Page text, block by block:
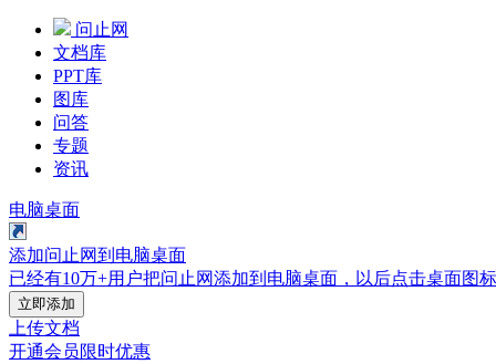
问止网
文档库
PPT库
图库
问答
专题
资讯
电脑桌面
添加问止网到电脑桌面
已经有10万+用户把问止网添加到电脑桌面，以后点击桌面图
立即添加
上传文档
开通会员限时优惠